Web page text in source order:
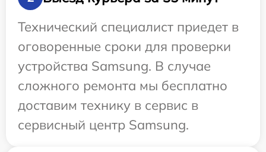
Технический специалист приедет в
оговоренные сроки для проверки
устройства Samsung. В случае
сложного ремонта мы бесплатно
доставим технику в сервис в
сервисный центр Samsung.